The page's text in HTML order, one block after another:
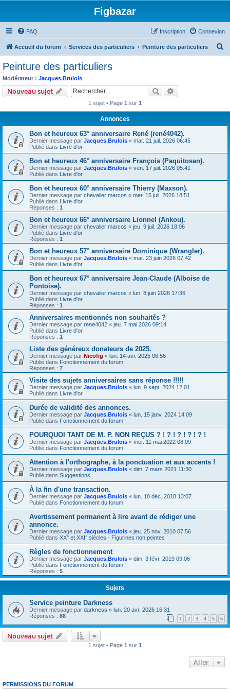
Figbazar
FAQ Connexion
Inscription
Accueil du forum Services des particuliers Peinture des particuliers
Peinture des particuliers
Modérateur : Jacques.Brulois
Nouveau sujet Rechercher
1 sujet • Page 1 sur 1
Annonces
Bon et heureux 63° anniversaire René (rené4042).
Dernier message par Jacques.Brulois « mar. 21 juil. 2026 06:45
Publié dans Livre d'or
Bon et heureux 46° anniversaire François (Paquitosan).
Dernier message par Jacques.Brulois « ven. 17 juil. 2026 05:41
Publié dans Livre d'or
Bon et heureux 60° anniversaire Thierry (Maxson).
Dernier message par chevalier marcos « mer. 15 juil. 2026 18:51
Publié dans Livre d'or
Réponses : 1
Bon et heureux 66° anniversaire Lionnel (Ankou).
Dernier message par chevalier marcos « jeu. 9 juil. 2026 18:06
Publié dans Livre d'or
Réponses : 1
Bon et heureux 57° anniversaire Dominique (Wrangler).
Dernier message par Jacques.Brulois « mar. 23 juin 2026 07:42
Publié dans Livre d'or
Bon et heureux 67° anniversaire Jean-Claude (Alboise de
Pontoise).
Dernier message par chevalier marcos « lun. 8 juin 2026 17:36
Publié dans Livre d'or
Réponses : 1
Anniversaires mentionnés non souhaités ?
Dernier message par rene4042 « jeu. 7 mai 2026 09:14
Publié dans Livre d'or
Réponses : 1
Liste des généreux donateurs de 2025.
Dernier message par Nicofig « lun. 14 avr. 2025 06:56
Publié dans Fonctionnement du forum
Réponses : 7
Visite des sujets anniversaires sans réponse !!!!!
Dernier message par Jacques.Brulois « lun. 9 sept. 2024 12:01
Publié dans Livre d'or
Durée de validité des annonces.
Dernier message par Jacques.Brulois « lun. 15 janv. 2024 14:09
Publié dans Fonctionnement du forum
POURQUOI TANT DE M. P. NON REÇUS ? ! ? ! ? ! ? ! ? !
Dernier message par Jacques.Brulois « mer. 11 mai 2022 08:09
Publié dans Fonctionnement du forum
Attention à l'orthographe, à la ponctuation et aux accents !
Dernier message par Jacques.Brulois « dim. 7 mars 2021 11:30
Publié dans Suggestions
À la fin d'une transaction.
Dernier message par Jacques.Brulois « lun. 10 déc. 2018 13:07
Publié dans Fonctionnement du forum
Avertissement permanent à lire avant de rédiger une
annonce.
Dernier message par Jacques.Brulois « jeu. 25 nov. 2010 07:56
Publié dans XX° et XXI° siècles - Figurines non peintes
Règles de fonctionnement
Dernier message par Jacques.Brulois « dim. 3 févr. 2019 09:06
Publié dans Fonctionnement du forum
Réponses : 5
Sujets
Service peinture Darkness
Dernier message par darkness « lun. 20 avr. 2026 16:31
Réponses : 88 1 2 3 4 5 6
Nouveau sujet
1 sujet • Page 1 sur 1
Aller
PERMISSIONS DU FORUM